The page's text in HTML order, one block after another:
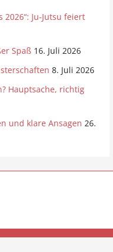
Ju-Jutsu feiert
Spaß 16. Juli 2026
8. Juli 2026
Hauptsache, richtig
und klare Ansagen 26.